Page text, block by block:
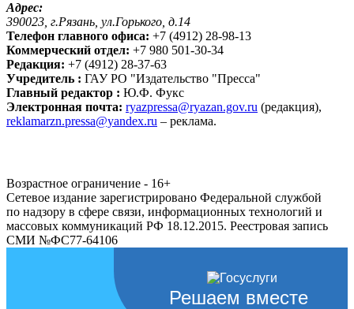
Адрес:
390023, г.Рязань, ул.Горького, д.14
Телефон главного офиса: +7 (4912) 28-98-13
Коммерческий отдел: +7 980 501-30-34
Редакция: +7 (4912) 28-37-63
Учредитель : ГАУ РО "Издательство "Пресса"
Главный редактор : Ю.Ф. Фукс
Электронная почта: ryazpressa@ryazan.gov.ru (редакция),
reklamarzn.pressa@yandex.ru – реклама.
Возрастное ограничение - 16+
Сетевое издание зарегистрировано Федеральной службой
по надзору в сфере связи, информационных технологий и
массовых коммуникаций РФ 18.12.2015. Реестровая запись
СМИ №ФС77-64106
Решаем вместе